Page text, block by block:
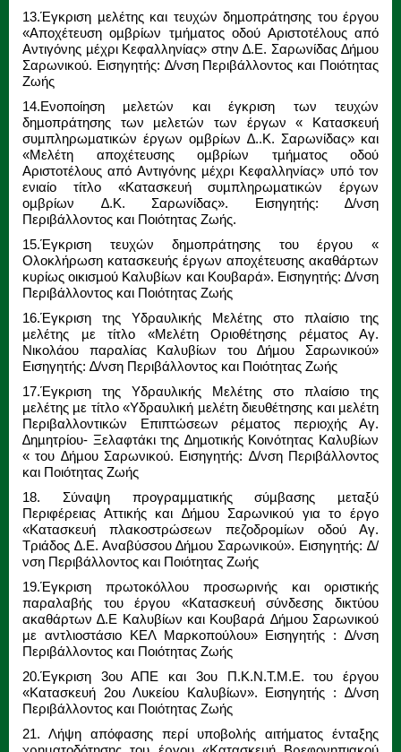
13.Έγκριση µελέτης και τευχών δηµοπράτησης του έργου
«Αποχέτευση οµβρίων τµήµατος οδού Αριστοτέλους από
Αντιγόνης µέχρι Κεφαλληνίας» στην ∆.Ε. Σαρωνίδας ∆ήµου
Σαρωνικού. Εισηγητής: ∆/νση Περιβάλλοντος και Ποιότητας
Ζωής
14.Ενοποίηση µελετών και έγκριση των τευχών
δηµοπράτησης των µελετών των έργων « Κατασκευή
συµπληρωµατικών έργων οµβρίων ∆..Κ. Σαρωνίδας» και
«Μελέτη αποχέτευσης οµβρίων τµήµατος οδού
Αριστοτέλους από Αντιγόνης µέχρι Κεφαλληνίας» υπό τον
ενιαίο τίτλο «Κατασκευή συµπληρωµατικών έργων
οµβρίων ∆.Κ. Σαρωνίδας». Εισηγητής: ∆/νση
Περιβάλλοντος και Ποιότητας Ζωής.
15.Έγκριση τευχών δηµοπράτησης του έργου «
Ολοκλήρωση κατασκευής έργων αποχέτευσης ακαθάρτων
κυρίως οικισµού Καλυβίων και Κουβαρά». Εισηγητής: ∆/νση
Περιβάλλοντος και Ποιότητας Ζωής
16.Έγκριση της Υδραυλικής Μελέτης στο πλαίσιο της
µελέτης µε τίτλο «Μελέτη Οριοθέτησης ρέµατος Αγ.
Νικολάου παραλίας Καλυβίων του ∆ήµου Σαρωνικού»
Εισηγητής: ∆/νση Περιβάλλοντος και Ποιότητας Ζωής
17.Έγκριση της Υδραυλικής Μελέτης στο πλαίσιο της
µελέτης µε τίτλο «Υδραυλική µελέτη διευθέτησης και µελέτη
Περιβαλλοντικών Επιπτώσεων ρέµατος περιοχής Αγ.
∆ηµητρίου- Ξελαφτάκι της ∆ηµοτικής Κοινότητας Καλυβίων
« του ∆ήµου Σαρωνικού. Εισηγητής: ∆/νση Περιβάλλοντος
και Ποιότητας Ζωής
18. Σύναψη προγραµµατικής σύµβασης µεταξύ
Περιφέρειας Αττικής και ∆ήµου Σαρωνικού για το έργο
«Κατασκευή πλακοστρώσεων πεζοδροµίων οδού Αγ.
Τριάδος ∆.Ε. Αναβύσσου ∆ήµου Σαρωνικού». Εισηγητής: ∆/
νση Περιβάλλοντος και Ποιότητας Ζωής
19.Έγκριση πρωτοκόλλου προσωρινής και οριστικής
παραλαβής του έργου «Κατασκευή σύνδεσης δικτύου
ακαθάρτων ∆.Ε Καλυβίων και Κουβαρά ∆ήµου Σαρωνικού
µε αντλιοστάσιο ΚΕΛ Μαρκοπούλου» Εισηγητής : ∆/νση
Περιβάλλοντος και Ποιότητας Ζωής
20.Έγκριση 3ου ΑΠΕ και 3ου Π.Κ.Ν.Τ.Μ.Ε. του έργου
«Κατασκευή 2ου Λυκείου Καλυβίων». Εισηγητής : ∆/νση
Περιβάλλοντος και Ποιότητας Ζωής
21. Λήψη απόφασης περί υποβολής αιτήµατος ένταξης